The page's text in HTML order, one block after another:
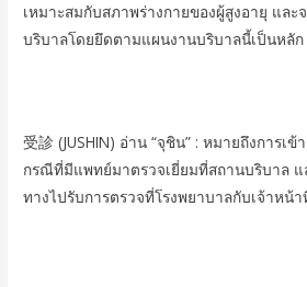
เหมาะสมกับสภาพร่างกายของผู้สูงอายุ และ
บริบาลโดยยึดตามแผนงานบริบาลนี้เป็นหลัก
受診 (JUSHIN) อ่าน “จุชิน” : หมายถึงการเ
กรณีที่มีแพทย์มาตรวจเยี่ยมที่สถานบริบาล
ทางไปรับการตรวจที่โรงพยาบาลกับเจ้าหน้